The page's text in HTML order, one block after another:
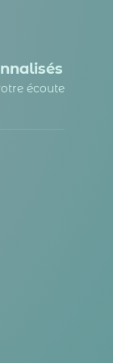
écoute